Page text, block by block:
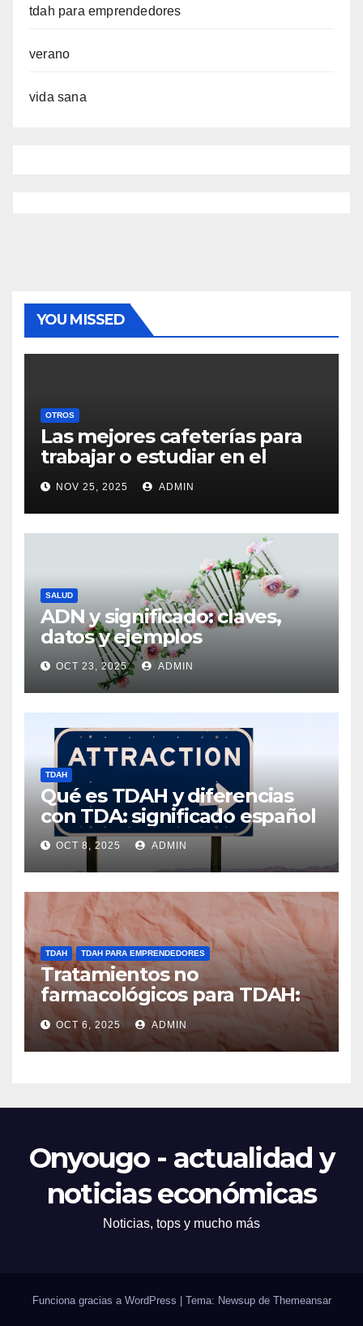
tdah para emprendedores
verano
vida sana
YOU MISSED
OTROS
Las mejores cafeterías para
trabajar o estudiar en el
centro de Vigo
NOV 25, 2025 ADMIN
SALUD
ADN y significado: claves,
datos y ejemplos
OCT 23, 2025 ADMIN
TDAH
Qué es TDAH y diferencias
con TDA: significado español
OCT 8, 2025 ADMIN
TDAH TDAH PARA EMPRENDEDORES
Tratamientos no
farmacológicos para TDAH:
opciones prácticas
OCT 6, 2025 ADMIN
Onyougo - actualidad y
noticias económicas
Noticias, tops y mucho más
Funciona gracias a WordPress Tema: Newsup de Themeansar